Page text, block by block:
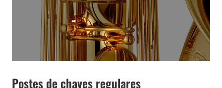
Postes de chaves regulares